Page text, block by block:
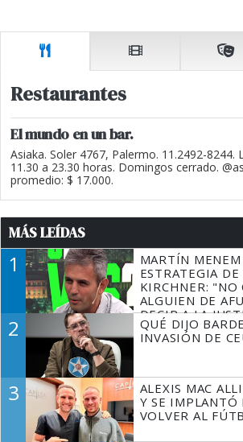
Restaurantes
El mundo en un bar.
Asiaka. Soler 4767, Palermo. 11.2492-8244.
11.30 a 23.30 horas. Domingos cerrado.
promedio: $ 17.000.
MÁS LEÍDAS
1
MARTÍN
ESTRATEGIA
KIRCHNER: "NO
ALGUIEN DE
DECIR A LA
TIENE QUE
2
QUÉ DIJO
INVASIÓN DE
3
ALEXIS MAC
Y SE IMPLANTÓ
VOLVER AL